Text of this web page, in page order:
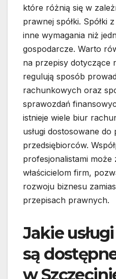
które różnią się w
prawnej spółki. Spółki
inne wymagania niż
gospodarcze. Warto
na przepisy dotyczące
regulują sposób
rachunkowych oraz
sprawozdań
istnieje wiele biur
usługi dostosowane
przedsiębiorców.
profesjonalistami może
właścicielom firm,
rozwoju biznesu
przepisach prawnych.
Jakie
są
w